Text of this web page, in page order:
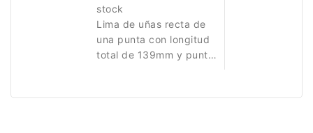
stock
Lima de uñas recta de
una punta con longitud
total de 139mm y punta
extremo compacto